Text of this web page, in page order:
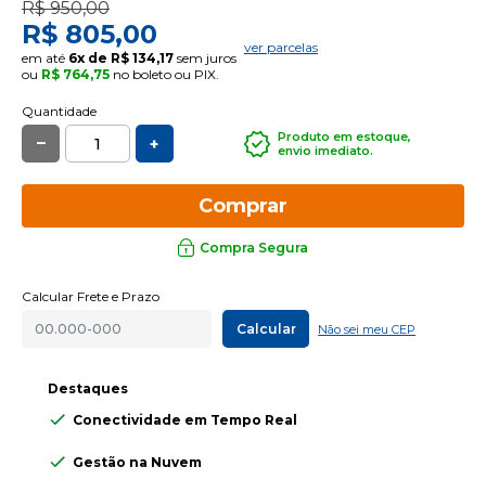
R$ 950,00
R$ 805,00
em até 6x de R$ 134,17 sem juros
ou R$ 764,75 no boleto ou PIX.
ver parcelas
Quantidade
+
Produto em estoque,
envio imediato.
Comprar
Compra Segura
Calcular Frete e Prazo
Calcular
Não sei meu CEP
Destaques
Conectividade em Tempo Real
Gestão na Nuvem